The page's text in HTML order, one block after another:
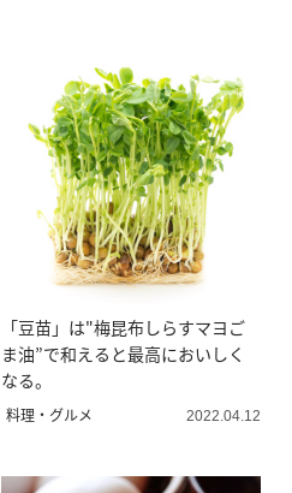
「豆苗」は"梅昆布しらすマヨご
ま油”で和えると最高においしく
なる。
料理・グルメ 2022.04.12